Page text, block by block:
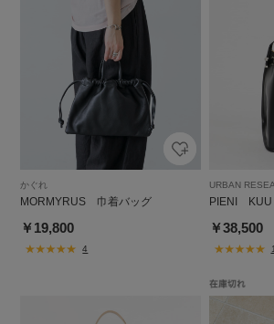
かぐれ
MORMYRUS 巾着バッグ
￥19,800
4
URBAN
PIENI KUU
￥38,500